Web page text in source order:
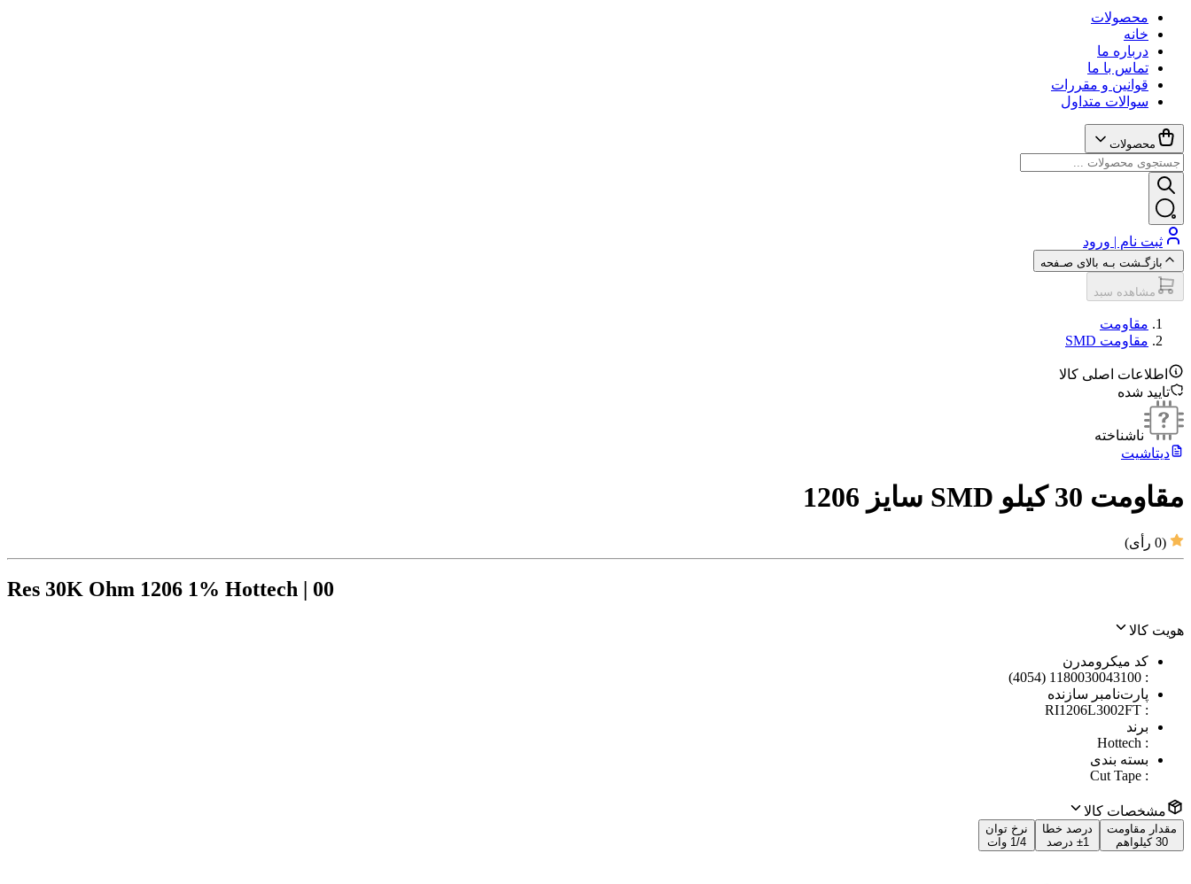
محصولات
خانه
درباره ما
تماس با ما
قوانین و مقررات
سوالات متداول
محصولات
ثبت نام | ورود
بازگـشت بـه بالای صـفحه
مشاهده سبد
مقاومت‌
مقاومت SMD
اطلاعات اصلی کالا
تایید شده
ناشناخته
دیتاشیت
مقاومت 30 کیلو SMD سایز 1206
(
0 رأی)
Res 30K Ohm 1206 1% Hottech | 00
هویت کالا
کد میکرومدرن
:
1180030043100 (4054)
پارت‌نامبر سازنده
:
RI1206L3002FT
برند
:
Hottech
بسته بندی
:
Cut Tape
مشخصات کالا
مقدار مقاومت
30 کیلواهم
درصد خطا
±1 درصد
نرخ توان
1/4 وات